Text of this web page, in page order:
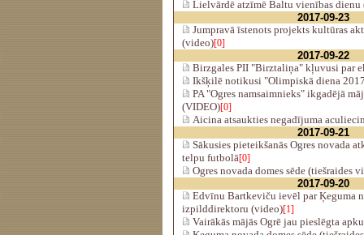
Lielvārdē atzīmē Baltu vienības dienu
2017-09-23
Jumpravā īstenots projekts kultūras
(video)[0]
2017-09-22
Birzgales PII "Birztaliņa" kļuvusi par
Ikšķilē notikusi "Olimpiskā diena
PA "Ogres namsaimnieks" ikgadējā
(VIDEO)[0]
Aicina atsaukties negadījuma
2017-09-21
Sākusies pieteikšanās Ogres novada
telpu futbolā[0]
Ogres novada domes sēde (tiešraides
2017-09-20
Edvīnu Bartkeviču ievēl par Ķeguma
izpilddirektoru (video)[1]
Vairākās mājās Ogrē jau pieslēgta